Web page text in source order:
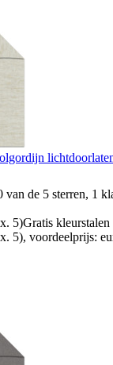
van de 5 sterren, 1
5)Gratis
5), voordeelprijs: